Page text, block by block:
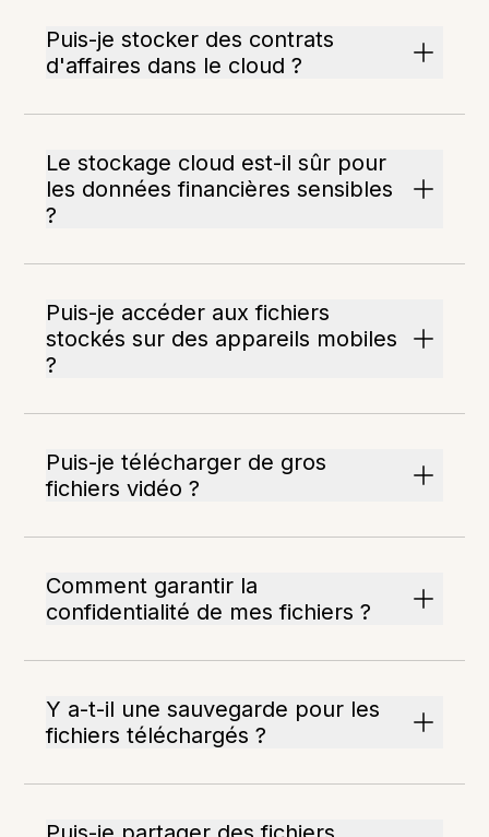
Puis-je stocker des contrats
d'affaires dans le cloud ?
Le stockage cloud est-il sûr pour
les données financières sensibles
?
Puis-je accéder aux fichiers
stockés sur des appareils mobiles
?
Puis-je télécharger de gros
fichiers vidéo ?
Comment garantir la
confidentialité de mes fichiers ?
Y a-t-il une sauvegarde pour les
fichiers téléchargés ?